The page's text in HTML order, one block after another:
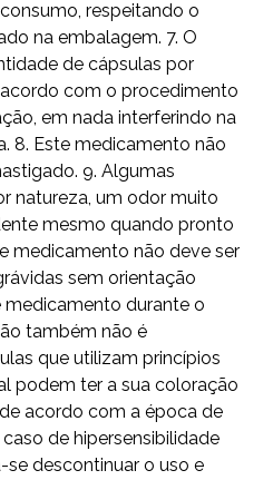
respeitando o
na embalagem. 7. O
de cápsulas por
com o procedimento
em nada interferindo na
8. Este medicamento não
9. Algumas
natureza, um odor muito
mesmo quando pronto
medicamento não deve ser
sem orientação
medicamento durante o
também não é
que utilizam princípios
podem ter a sua coloração
acordo com a época de
de hipersensibilidade
descontinuar o uso e